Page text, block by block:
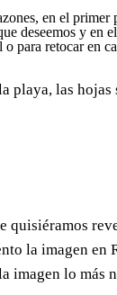
en el primer
deseemos y en
para retocar en
playa, las hojas
quisiéramos
la imagen en
imagen lo más